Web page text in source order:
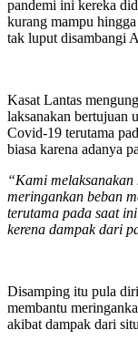
pandemi ini kereka
kurang mampu
tak luput disambangi
Kasat Lantas
laksanakan bertujuan
Covid-19 terutama
biasa karena adanya
“Kami
meringankan beban
terutama pada saat
kerena dampak dari
Disamping itu pula
membantu
akibat dampak dari